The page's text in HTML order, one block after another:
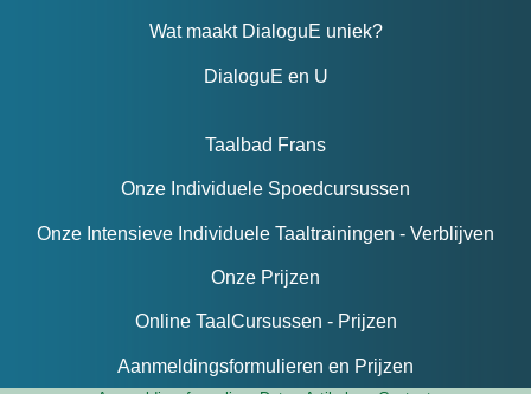
Wat maakt DialoguE uniek?
DialoguE en U
Taalbad Frans
Onze Individuele Spoedcursussen
Onze Intensieve Individuele Taaltrainingen - Verblijven
Onze Prijzen
Online TaalCursussen - Prijzen
Aanmeldingsformulieren en Prijzen